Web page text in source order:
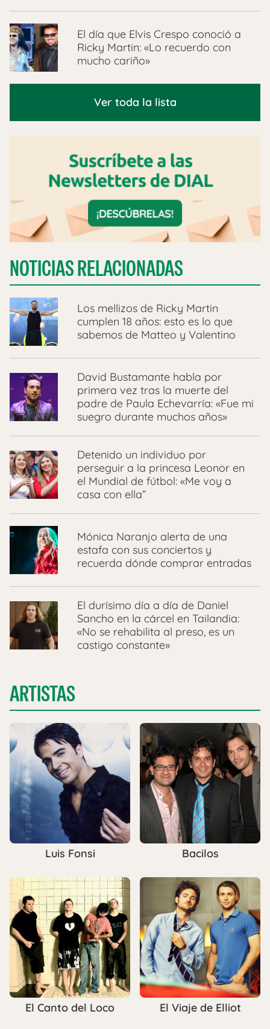
El día que Elvis Crespo conoció a
Ricky Martin: «Lo recuerdo con
mucho cariño»
Ver toda la lista
NOTICIAS RELACIONADAS
Los mellizos de Ricky Martin
cumplen 18 años: esto es lo que
sabemos de Matteo y Valentino
David Bustamante habla por
primera vez tras la muerte del
padre de Paula Echevarría: «Fue mi
suegro durante muchos años»
Detenido un individuo por
perseguir a la princesa Leonor en
el Mundial de fútbol: «Me voy a
casa con ella”
Mónica Naranjo alerta de una
estafa con sus conciertos y
recuerda dónde comprar entradas
El durísimo día a día de Daniel
Sancho en la cárcel en Tailandia:
«No se rehabilita al preso, es un
castigo constante»
ARTISTAS
Luis Fonsi Bacilos
El Canto del Loco El Viaje de Elliot